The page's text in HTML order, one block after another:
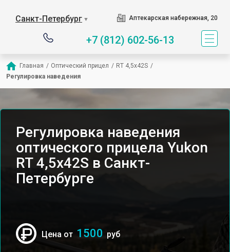
Санкт-Петербург ▼ Аптекарская набережная, 20
+7 (812) 602-56-13
Главная / Оптический прицел / RT 4,5х42S /
Регулировка наведения
Регулировка наведения
оптического прицела Yukon
RT 4,5х42S в Санкт-
Петербурге
Цена от 1500 руб